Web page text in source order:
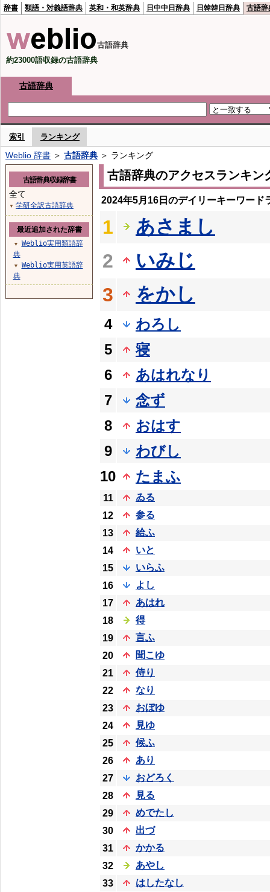
辞書 類語・対義語辞典 英和・和英辞典 日中中日辞典 日韓韓日辞典 古語辞
古語辞典
約23000語収録の古語辞典
古語辞典
索引 ランキング
Weblio 辞書 ＞ 古語辞典 ＞ ランキング
古語辞典のアクセスランキン
2024年5月16日のデイリーキーワード
1
あさまし
2
いみじ
3
をかし
4
わろし
5
寝
6
あはれなり
7
念ず
8
おはす
9
わびし
10
たまふ
11
ゐる
12
参る
13
給ふ
14
いと
15
いらふ
16
よし
17
あはれ
18
得
19
言ふ
20
聞こゆ
21
侍り
22
なり
23
おぼゆ
24
見ゆ
25
候ふ
26
あり
27
おどろく
28
見る
29
めでたし
30
出づ
31
かかる
32
あやし
33
はしたなし
古語辞典収録辞書
全て
▼ 学研全訳古語辞典
最近追加された辞書
▼
Weblio実用類語辞
典
▼
Weblio実用英語辞
典